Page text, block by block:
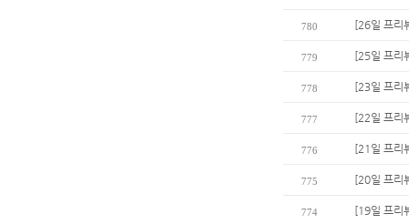
780 [26일 프리
779 [25일 프리
778 [23일 프리
777 [22일 프리
776 [21일 프리
775 [20일 프리
774 [19일 프리